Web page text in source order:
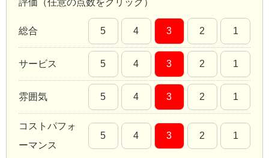
総合 5 4 3 2 1
サービス 5 4 3 2 1
雰囲気 5 4 3 2 1
コストパフォ
ーマンス
5 4 3 2 1